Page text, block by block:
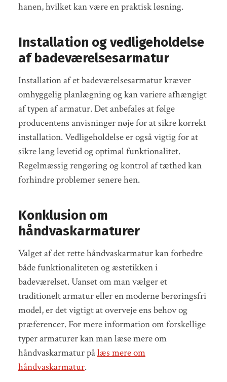
hanen, hvilket kan være en praktisk løsning.
Installation og vedligeholdelse
af badeværelsesarmatur
Installation af et badeværelsesarmatur kræver
omhyggelig planlægning og kan variere afhængigt
af typen af armatur. Det anbefales at følge
producentens anvisninger nøje for at sikre korrekt
installation. Vedligeholdelse er også vigtig for at
sikre lang levetid og optimal funktionalitet.
Regelmæssig rengøring og kontrol af tæthed kan
forhindre problemer senere hen.
Konklusion om
håndvaskarmaturer
Valget af det rette håndvaskarmatur kan forbedre
både funktionaliteten og æstetikken i
badeværelset. Uanset om man vælger et
traditionelt armatur eller en moderne berøringsfri
model, er det vigtigt at overveje ens behov og
præferencer. For mere information om forskellige
typer armaturer kan man læse mere om
håndvaskarmatur pålæs mere om
håndvaskarmatur.